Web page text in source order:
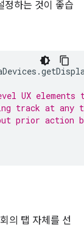
정하는 것이 좋습
.
UX
track at any
prior action
의 탭 자체를 선